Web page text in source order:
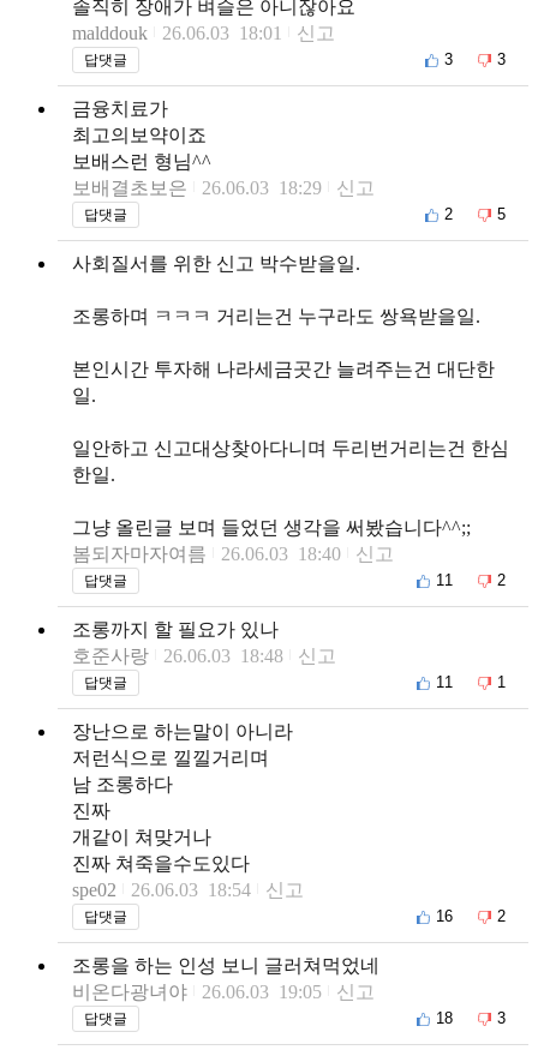
솔직히 장애가 벼슬은 아니잖아요
malddouk
26.06.03 18:01 신고
답댓글 3 3
금융치료가
최고의보약이죠
보배스런 형님^^
보배결초보은
26.06.03 18:29 신고
답댓글 2 5
사회질서를 위한 신고 박수받을일.
조롱하며 ㅋㅋㅋ 거리는건 누구라도 쌍욕받을일.
본인시간 투자해 나라세금곳간 늘려주는건 대단한
일.
일안하고 신고대상찾아다니며 두리번거리는건 한심
한일.
그냥 올린글 보며 들었던 생각을 써봤습니다^^;;
봄되자마자여름
26.06.03 18:40 신고
답댓글 11 2
조롱까지 할 필요가 있나
호준사랑
26.06.03 18:48 신고
답댓글 11 1
장난으로 하는말이 아니라
저런식으로 낄낄거리며
남 조롱하다
진짜
개같이 쳐맞거나
진짜 쳐죽을수도있다
spe02
26.06.03 18:54 신고
답댓글 16 2
조롱을 하는 인성 보니 글러쳐먹었네
비온다광녀야
26.06.03 19:05 신고
답댓글 18 3